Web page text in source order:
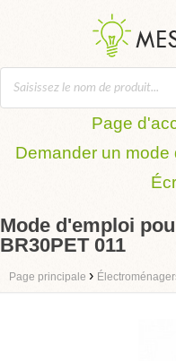
Page
Demander un mode
Mode d'emploi
BR30PET 011
Page principale ›